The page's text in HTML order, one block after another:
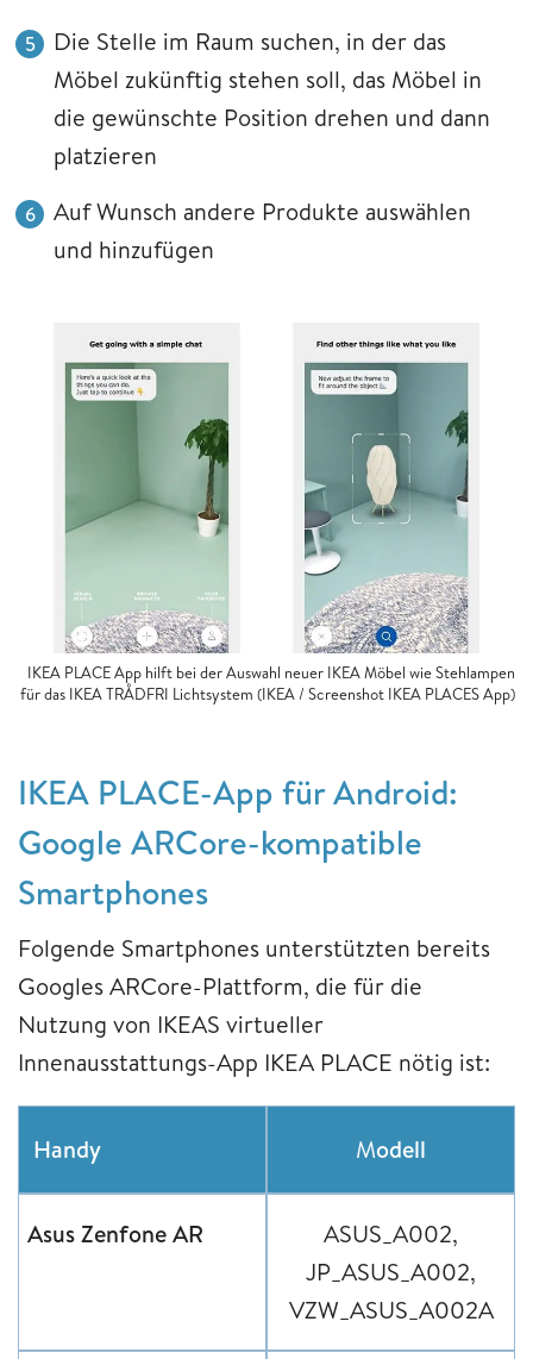
Die Stelle im Raum suchen, in der das
Möbel zukünftig stehen soll, das Möbel in
die gewünschte Position drehen und dann
platzieren
Auf Wunsch andere Produkte auswählen
und hinzufügen
IKEA PLACE App hilft bei der Auswahl neuer IKEA Möbel wie Stehlampen
für das IKEA TRÅDFRI Lichtsystem (IKEA / Screenshot IKEA PLACES App)
IKEA PLACE-App für Android:
Google ARCore-kompatible
Smartphones
Folgende Smartphones unterstützten bereits
Googles ARCore-Plattform, die für die
Nutzung von IKEAS virtueller
Innenausstattungs-App IKEA PLACE nötig ist:
Handy Modell
Asus Zenfone AR
ASUS_A002,
JP_ASUS_A002,
VZW_ASUS_A002A